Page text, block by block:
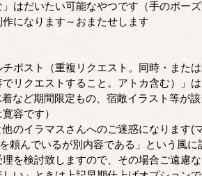
」はだいたい可能なやつです（手のポー
になります～おまたせします
チポスト（重複リクエスト。同時・また
リクエストすること。アトカ含む）」
など期間限定もの、宿敵イラスト等が
容です）
のイラマスさんへのご迷惑になります(
頼んでいるが別内容である」という風
理を検討致しますので、その場合ご遠慮